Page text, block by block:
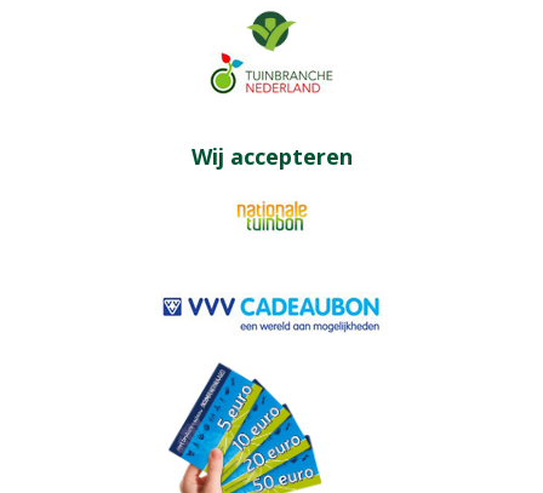
Wij accepteren